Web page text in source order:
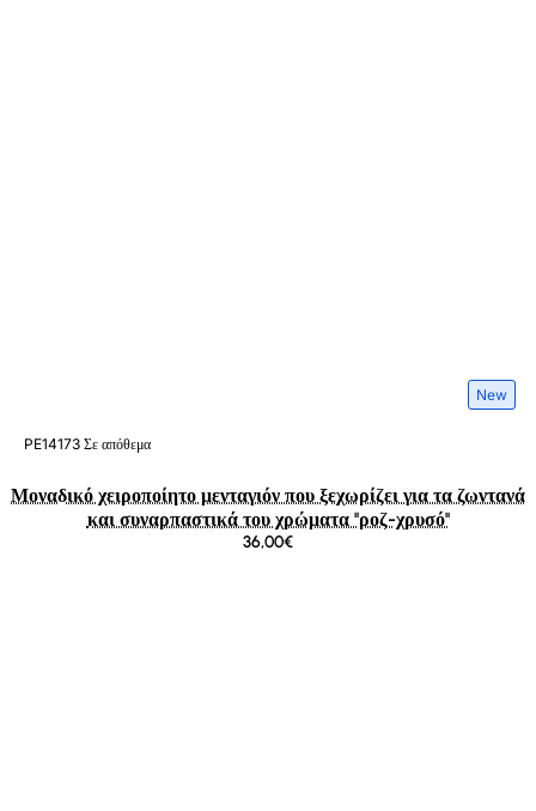
New
PE14173 Σε απόθεμα
Μοναδικό χειροποίητο μενταγιόν που ξεχωρίζει για τα ζωντανά
και συναρπαστικά του χρώματα ''ροζ-χρυσό''
36,00€